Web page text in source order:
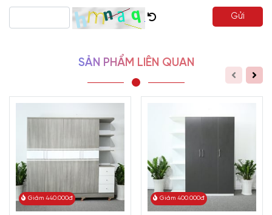
tủ 3 cánh cửa mởmang đến không gian vừa treo, vừa xếp
đồ thoải mái phục vụ cho cuộc sống của mình. Bên trong tủ áo
Đảm bảo đáp ứng nhu cầu sử dụng truyền thống là có ngăn treo
quần áo và ngăn đựng quần áo gấp. Bên cạnh đó, còn kết hợp
thêm một số ngăn kéo nhỏ để đựng thêm đồ đạc nhỏ, tránh bị thất
lạc.Phần tay nắm dạng rời nhô ra bên ngoài. Đảm bảo sự gọn nhẹ
Màu sắc ưa nhìn
Màu sắc của tủ 3 cánh gỗ công nghiệplà sự hòa trộn giữa màu
trắng và gam màu sọc vàng nổi bật. Kết hợp 2 loại màu sơn khác
nhau tạo nên sự thu hút cho sản phẩm. Màu sắc trắng và sáng làm
nổi bật vẻ đẹp của sản phẩm. Khi bày trí trong không gian
Gửi
SẢN PHẨM LIÊN QUAN
Giảm 440.000đ Giảm 400.000đ